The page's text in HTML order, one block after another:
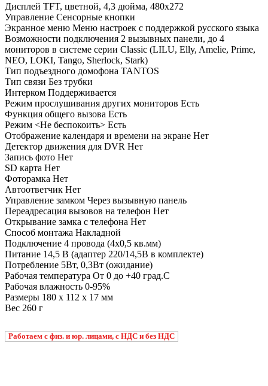
Дисплей TFT, цветной, 4,3 дюйма, 480x272
Управление Сенсорные кнопки
Экранное меню Меню настроек с поддержкой русского языка
Возможности подключения 2 вызывных панели, до 4
мониторов в системе серии Classic (LILU, Elly, Amelie, Prime,
NEO, LOKI, Tango, Sherlock, Stark)
Тип подъездного домофона TANTOS
Тип связи Без трубки
Интерком Поддерживается
Режим прослушивания других мониторов Есть
Функция общего вызова Есть
Режим <Не беспокоить> Есть
Отображение календаря и времени на экране Нет
Детектор движения для DVR Нет
Запись фото Нет
SD карта Нет
Фоторамка Нет
Автоответчик Нет
Управление замком Через вызывную панель
Переадресация вызовов на телефон Нет
Открывание замка с телефона Нет
Способ монтажа Накладной
Подключение 4 провода (4х0,5 кв.мм)
Питание 14,5 В (адаптер 220/14,5В в комплекте)
Потребление 5Вт, 0,3Вт (ожидание)
Рабочая температура От 0 до +40 град.С
Рабочая влажность 0-95%
Размеры 180 х 112 х 17 мм
Вес 260 г
Работаем с физ. и юр. лицами, с НДС и без НДС